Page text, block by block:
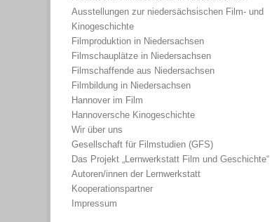
Ausstellungen zur niedersächsischen Film- und
Kinogeschichte
Filmproduktion in Niedersachsen
Filmschauplätze in Niedersachsen
Filmschaffende aus Niedersachsen
Filmbildung in Niedersachsen
Hannover im Film
Hannoversche Kinogeschichte
Wir über uns
Gesellschaft für Filmstudien (GFS)
Das Projekt „Lernwerkstatt Film und Geschichte“
Autoren/innen der Lernwerkstatt
Kooperationspartner
Impressum